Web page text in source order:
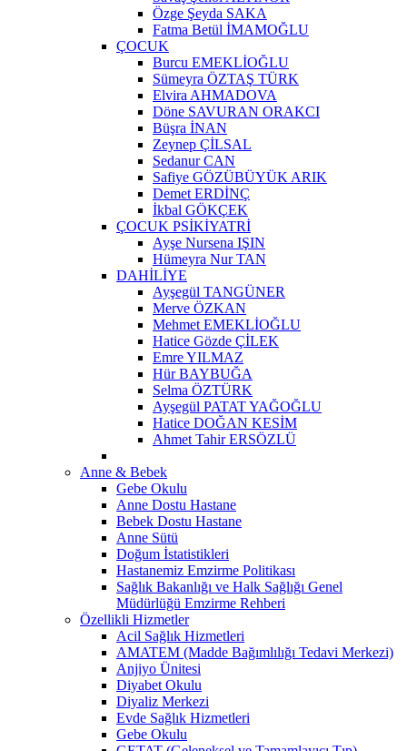
Özge Şeyda SAKA
Fatma Betül İMAMOĞLU
ÇOCUK
Burcu EMEKLİOĞLU
Sümeyra ÖZTAŞ TÜRK
Elvira AHMADOVA
Döne SAVURAN ORAKCI
Büşra İNAN
Zeynep ÇİLSAL
Sedanur CAN
Safiye GÖZÜBÜYÜK ARIK
Demet ERDİNÇ
İkbal GÖKÇEK
ÇOCUK PSİKİYATRİ
Ayşe Nursena IŞIN
Hümeyra Nur TAN
DAHİLİYE
Ayşegül TANGÜNER
Merve ÖZKAN
Mehmet EMEKLİOĞLU
Hatice Gözde ÇİLEK
Emre YILMAZ
Hür BAYBUĞA
Selma ÖZTÜRK
Ayşegül PATAT YAĞOĞLU
Hatice DOĞAN KESİM
Ahmet Tahir ERSÖZLÜ
Anne & Bebek
Gebe Okulu
Anne Dostu Hastane
Bebek Dostu Hastane
Anne Sütü
Doğum İstatistikleri
Hastanemiz Emzirme Politikası
Sağlık Bakanlığı ve Halk Sağlığı Genel
Müdürlüğü Emzirme Rehberi
Özellikli Hizmetler
Acil Sağlık Hizmetleri
AMATEM (Madde Bağımlılığı Tedavi Merkezi)
Anjiyo Ünitesi
Diyabet Okulu
Diyaliz Merkezi
Evde Sağlık Hizmetleri
Gebe Okulu